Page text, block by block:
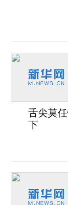
舌尖莫
下